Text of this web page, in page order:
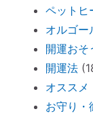
オス
が出
断捨
プ」
胎内
理由
ペットヒ
オルゴー
開運おそ
開運法
オススメ
お守り・